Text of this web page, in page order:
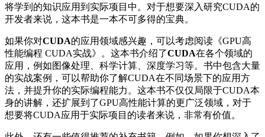
将学到的知识应用到实际项目中。对于想要深入研究CUDA的
开发者来说，这本书是一本不可多得的宝典。
如果你对CUDA的应用领域感兴趣，可以考虑阅读《GPU高
性能编程 CUDA实战》。这本书介绍了CUDA在各个领域的
应用，例如图像处理、科学计算、深度学习等。书中包含大量
的实战案例，可以帮助你了解CUDA在不同场景下的应用方
法，并提升你的实际编程能力。这本书不仅仅局限于CUDA本
身的讲解，还扩展到了GPU高性能计算的更广泛领域，对于
想要将CUDA应用于实际项目的读者来说，非常有价值。